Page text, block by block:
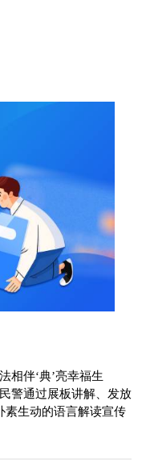
相伴‘典’亮幸福生
警通过展板讲解、发放
素生动的语言解读宣传